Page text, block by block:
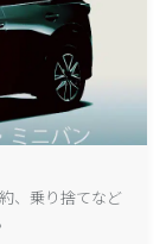
、乗り捨てなど